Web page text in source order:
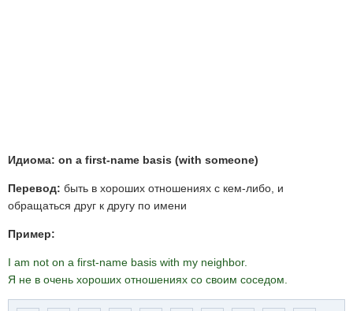
Идиома: on a first-name basis (with someone)
Перевод: быть в хороших отношениях с кем-либо, и
обращаться друг к другу по имени
Пример:
I am not on a first-name basis with my neighbor.
Я не в очень хороших отношениях со своим соседом.